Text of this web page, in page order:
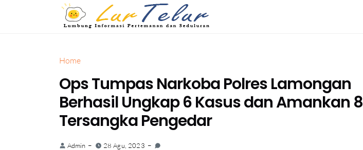
Home
Ops Tumpas Narkoba Polres Lamongan
Berhasil Ungkap 6 Kasus dan Amankan 8
Tersangka Pengedar
Admin 28 Agu, 2023